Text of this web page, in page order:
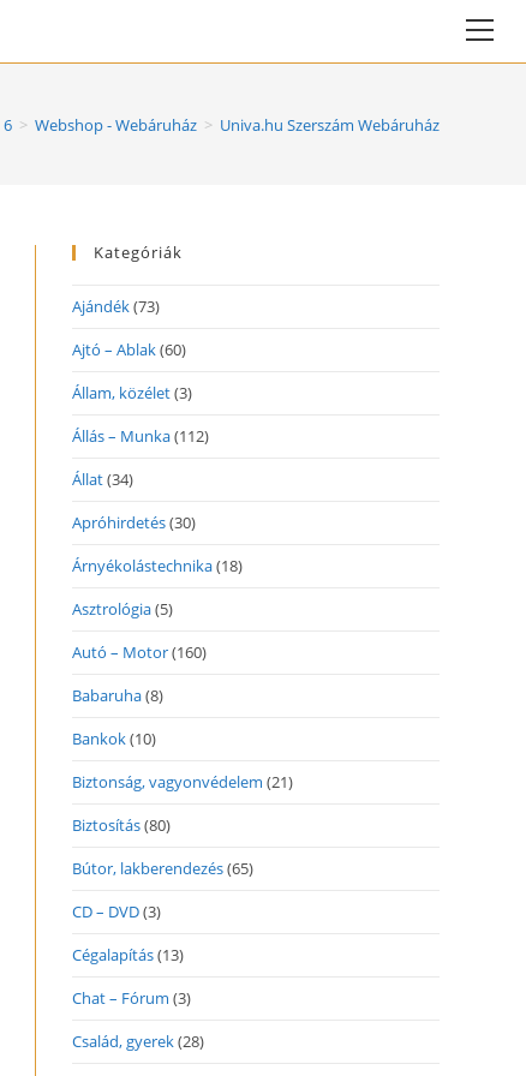
6 > Webshop - Webáruház > Univa.hu Szerszám Webáruház
Kategóriák
Ajándék(73)
Ajtó – Ablak(60)
Állam, közélet(3)
Állás – Munka(112)
Állat(34)
Apróhirdetés(30)
Árnyékolástechnika(18)
Asztrológia(5)
Autó – Motor(160)
Babaruha(8)
Bankok(10)
Biztonság, vagyonvédelem (21)
Biztosítás(80)
Bútor, lakberendezés(65)
CD – DVD(3)
Cégalapítás(13)
Chat – Fórum (3)
Család, gyerek(28)